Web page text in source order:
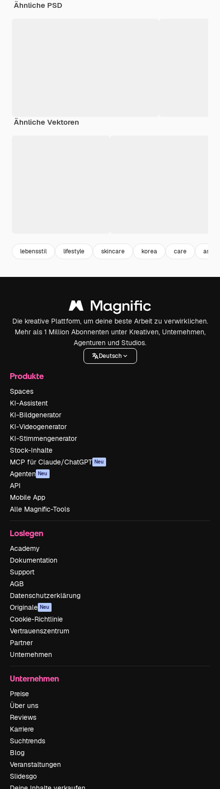
Ähnliche PSD
Ähnliche Vektoren
lebensstil lifestyle skincare korea care
Die kreative Plattform, um deine beste Arbeit zu verwirklichen.
Mehr als 1 Million Abonnenten unter Kreativen, Unternehmen,
Agenturen und Studios.
Deutsch
Produkte
Spaces
KI-Assistent
KI-Bildgenerator
KI-Videogenerator
KI-Stimmengenerator
Stock-Inhalte
MCP für Claude/ChatGPT Neu
Agenten Neu
API
Mobile App
Alle Magnific-Tools
Loslegen
Academy
Dokumentation
Support
AGB
Datenschutzerklärung
Originale Neu
Cookie-Richtlinie
Vertrauenszentrum
Partner
Unternehmen
Unternehmen
Preise
Über uns
Reviews
Karriere
Suchtrends
Blog
Veranstaltungen
Slidesgo